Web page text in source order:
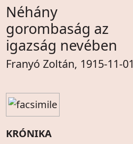
Néhány
gorombaság az
igazság nevében
Franyó Zoltán, 1915-11-01
KRÓNIKA